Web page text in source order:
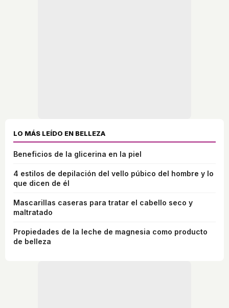
LO MÁS LEÍDO EN BELLEZA
Beneficios de la glicerina en la piel
4 estilos de depilación del vello púbico del hombre y lo
que dicen de él
Mascarillas caseras para tratar el cabello seco y
maltratado
Propiedades de la leche de magnesia como producto
de belleza